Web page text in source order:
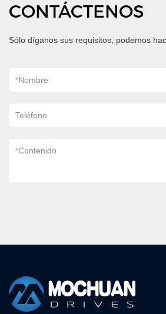
CONTÁCTENOS
Sólo díganos sus requisitos, podemos
*Nombre
Teléfono
*Contenido